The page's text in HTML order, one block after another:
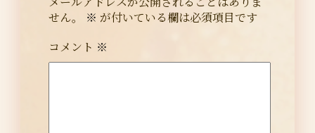
せん。
※ が付いている欄は必須項目です
コメント ※